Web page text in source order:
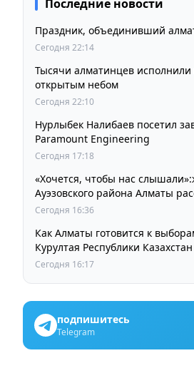
Последние новости
Праздник, объединивший
Сегодня 22:14
Тысячи алматинцев
открытым небом
Сегодня 22:10
Нурлыбек Налибаев посетил
Paramount Engineering
Сегодня 17:18
«Хочется, чтобы нас
Ауэзовского района Алматы
ждут от выборов депутатов
Сегодня 16:36
Как Алматы готовится к
Курултая Республики Казахстан
Сегодня 16:17
подпишитесь
Telegram